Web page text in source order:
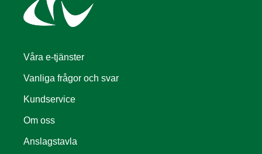
Våra e-tjänster
Vanliga frågor och svar
Kundservice
Om oss
Anslagstavla